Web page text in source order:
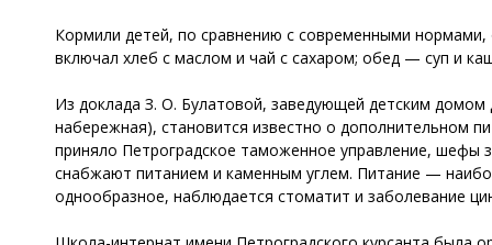
Кормили детей, по сравнению с современными
включал хлеб с маслом и чай с сахаром; обед — суп и
Из доклада З. О. Булатовой, заведующей детским
набережная), становится известно о дополнительном
приняло Петроградское таможенное управление, шефы
снабжают питанием и каменным углем. Питание —
однообразное, наблюдается стоматит и заболевание